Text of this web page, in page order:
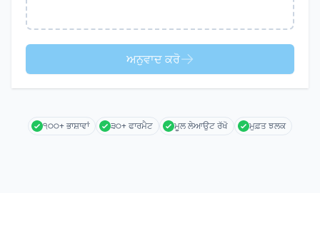
ਅਨੁਵਾਦ ਕਰੋ
੧੦੦+ ਭਾਸ਼ਾਵਾਂ ੩੦+ ਫਾਰਮੈਟ ਮੂਲ ਲੇਆਉਟ ਰੱਖੋ ਮੁਫ਼ਤ ਝਲਕ